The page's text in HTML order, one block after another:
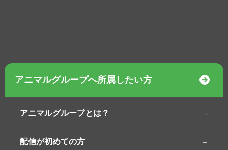
アニマルグループへ所属したい方
アニマルグループとは？
配信が初めての方